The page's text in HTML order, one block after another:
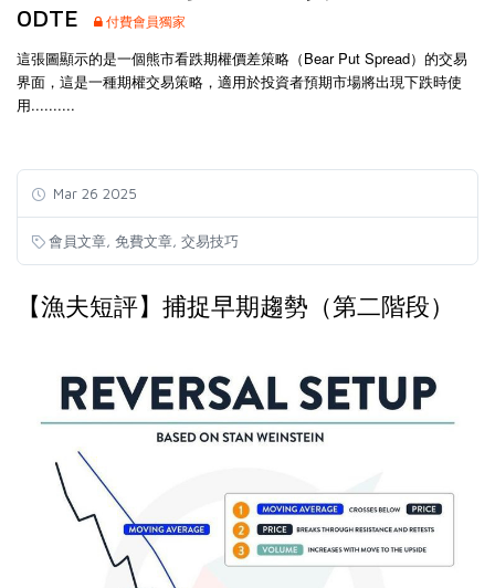
0DTE
付費會員獨家
這張圖顯示的是一個熊市看跌期權價差策略（Bear Put Spread）的交易
界面，這是一種期權交易策略，適用於投資者預期市場將出現下跌時使
用..........
Mar 26 2025
會員文章 免費文章 交易技巧
【漁夫短評】捕捉早期趨勢（第二階段）